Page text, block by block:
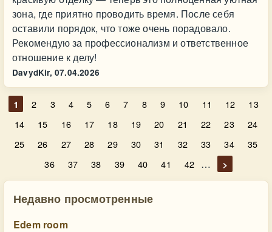
зона, где приятно проводить время. После себя
оставили порядок, что тоже очень порадовало.
Рекомендую за профессионализм и ответственное
отношение к делу!
DavydKir, 07.04.2026
1 2 3 4 5 6 7 8 9 10 11 12
13
14
15 16 17 18 19 20 21 22 23
24
25
26 27 28 29 30 31 32 33 34
35
36
37 38 39 40 41 42 … >
Недавно просмотренные
Edem room